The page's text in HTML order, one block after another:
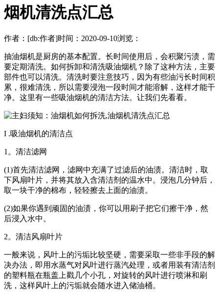
烟机清洗点汇总
作者：[db:作者]时间：2020-09-10浏览：
抽油烟机是厨房的基本配置。长时间使用后，会积聚污渍，需
要定期清洗。如何拆卸和清洗吸油烟机？除了这种方法，主要
部件也可以清洗。清洗时要注意技巧，因为有些油污长时间积
累，很难清洗，所以需要浸泡一段时间才能溶解，这样才能干
净。这里有一些吸油烟机的清洁方法。让我们先看看。
I .吸油烟机的清洁点
1。清洁滤网
(1)首先清洁滤网，滤网中充满了过滤后的油渍。清洁时，取
下风扇叶片，并将其放入含清洁剂的温水中。浸泡几分钟后，
取一块干净的棉布，轻轻擦去上面的油渍。
(2)如果你遇到顽固的油渍，你可以用刷子把它们擦干净，然
后浸入水中。
2。清洁风扇叶片
一般来说，风叶上的污垢比较坚硬，需要采取一些非手段的解
决办法，即用水蒸气对风叶进行蒸汽处理，或者用装有清洁剂
的塑料瓶在瓶盖上戳几个小孔，对旋转的风叶进行喷淋和刷
洗，这样风叶上的污垢就会随水进入储油桶。